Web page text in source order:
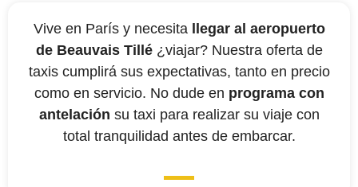
Vive en París y necesita
llegar al aeropuerto
de Beauvais Tillé¿viajar? Nuestra oferta de
taxis cumplirá sus expectativas, tanto en precio
como en servicio. No dude en programa con
antelación su taxi para realizar su viaje con
total tranquilidad antes de embarcar.